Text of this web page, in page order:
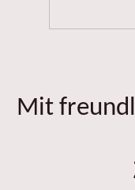
Mit